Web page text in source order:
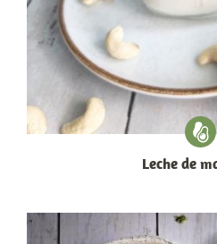
Leche de